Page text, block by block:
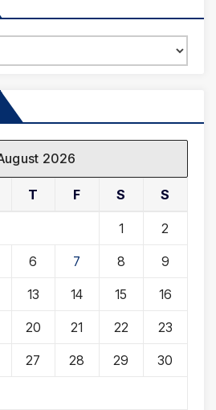
2026
T F S S
1 2
6 7 8 9
13 14 15 16
20 21 22 23
27 28 29 30